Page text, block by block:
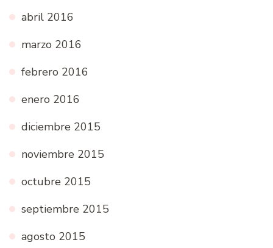
abril 2016
marzo 2016
febrero 2016
enero 2016
diciembre 2015
noviembre 2015
octubre 2015
septiembre 2015
agosto 2015